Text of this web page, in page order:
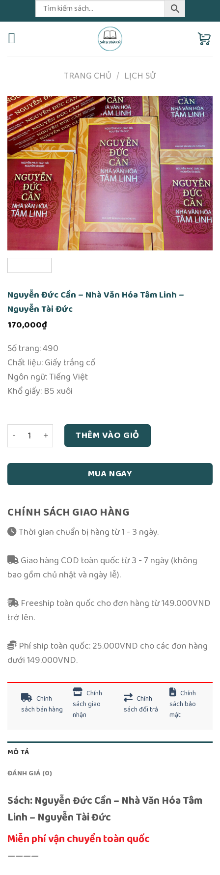
to
content
TRANG CHỦ / LỊCH SỬ
Nguyễn Đức Cần – Nhà Văn Hóa Tâm Linh –
Nguyễn Tài Đức
170,000₫
Số trang: 490
Chất liệu: Giấy trắng cổ
Ngôn ngữ: Tiếng Việt
Khổ giấy: B5 xuôi
Nguyễn Đức Cần - Nhà Văn Hóa Tâm Linh - Nguyễn Tài
THÊM VÀO GIỎ
MUA NGAY
CHÍNH SÁCH GIAO HÀNG
Thời gian chuẩn bị hàng từ 1 - 3 ngày.
Giao hàng COD toàn quốc từ 3 - 7 ngày (không
bao gồm chủ nhật và ngày lễ).
Freeship toàn quốc cho đơn hàng từ 149.000VND
trở lên.
Phí ship toàn quốc: 25.000VND cho các đơn hàng
dưới 149.000VND.
Chính
sách bán hàng
Chính
sách giao
nhận
Chính
sách đổi trả
Chính
sách bảo
mật
MÔ TẢ
ĐÁNH GIÁ (0)
Sách: Nguyễn Đức Cần – Nhà Văn Hóa Tâm
Linh – Nguyễn Tài Đức
Miễn phí vận chuyển toàn quốc
————